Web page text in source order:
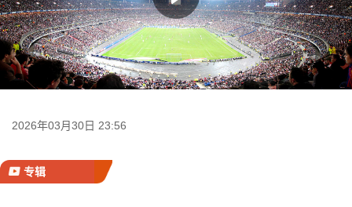
2026年03月30日 23:56
专辑